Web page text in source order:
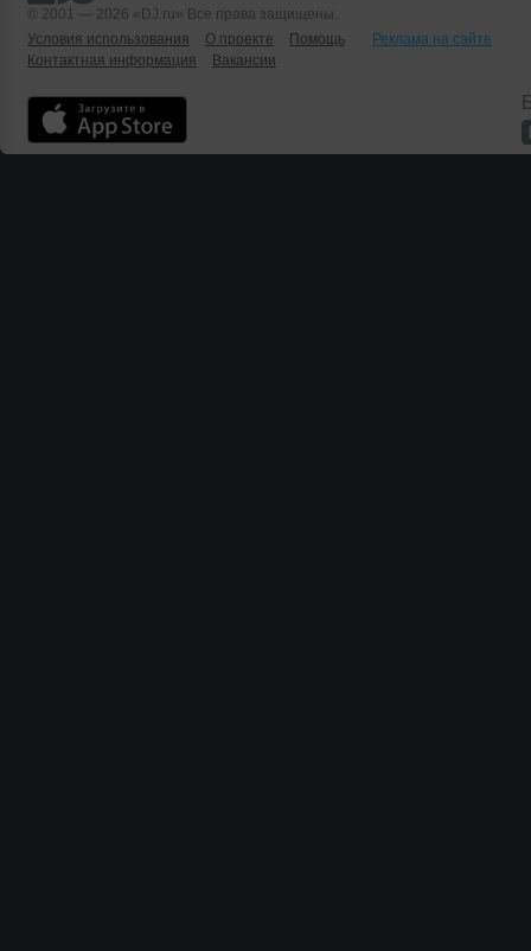
© 2001 — 2026 «DJ.ru» Все права защищены.
Условия использования
О проекте Помощь
Реклама на сайте
Контактная информация
Вакансии